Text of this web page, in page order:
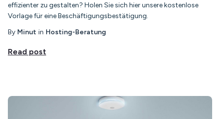
effizienter zu gestalten? Holen Sie sich hier unsere kostenlose
Vorlage für eine Beschäftigungsbestätigung.
By Minut in Hosting-Beratung
Read post